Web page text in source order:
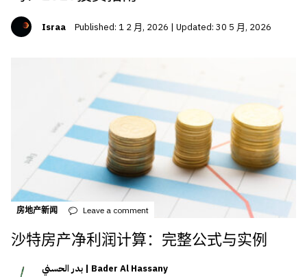
Israa Published: 1 2 月, 2026 | Updated: 30 5 月, 2026
房地产新闻 Leave a comment
沙特房产净利润计算：完整公式与实例
بدر الحسني | Bader Al Hassany